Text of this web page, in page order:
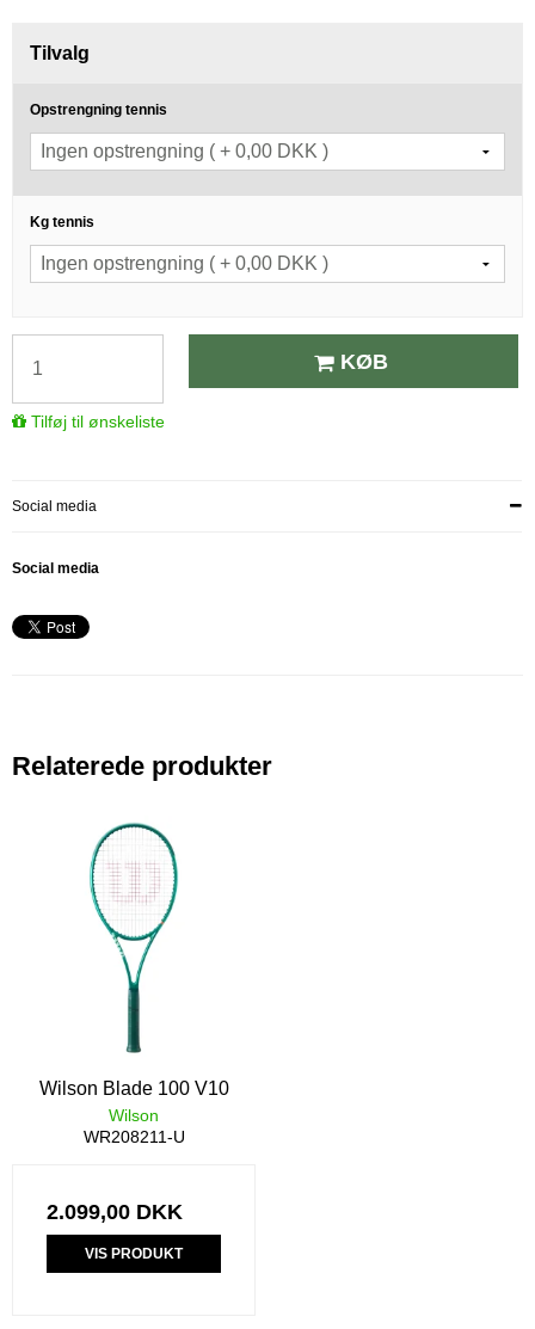
Tilvalg
Opstrengning tennis
Kg tennis
KØB
Tilføj til ønskeliste
Social media
Social media
Relaterede produkter
Wilson Blade 100 V10
Wilson
WR208211-U
2.099,00 DKK
VIS PRODUKT